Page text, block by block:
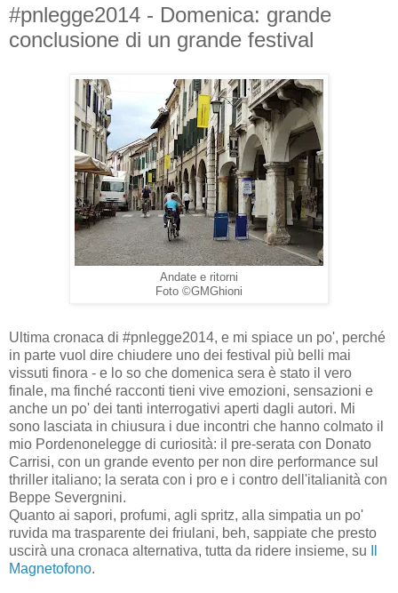
#pnlegge2014 - Domenica: grande
conclusione di un grande festival
Andate e ritorni
Foto ©GMGhioni
Ultima cronaca di #pnlegge2014, e mi spiace un po', perché
in parte vuol dire chiudere uno dei festival più belli mai
vissuti finora - e lo so che domenica sera è stato il vero
finale, ma finché racconti tieni vive emozioni, sensazioni e
anche un po' dei tanti interrogativi aperti dagli autori. Mi
sono lasciata in chiusura i due incontri che hanno colmato il
mio Pordenonelegge di curiosità: il pre-serata con Donato
Carrisi, con un grande evento per non dire performance sul
thriller italiano; la serata con i pro e i contro dell'italianità con
Beppe Severgnini.
Quanto ai sapori, profumi, agli spritz, alla simpatia un po'
ruvida ma trasparente dei friulani, beh, sappiate che presto
uscirà una cronaca alternativa, tutta da ridere insieme, su
Magnetofono.